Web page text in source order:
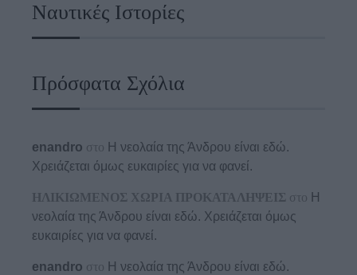
Ναυτικές Ιστορίες
Πρόσφατα Σχόλια
enandro στο Η νεολαία της Άνδρου είναι εδώ.
Χρειάζεται όμως ευκαιρίες για να φανεί.
ΗΛΙΚΙΩΜΕΝΟΣ ΧΩΡΙΑ ΠΡΟΚΑΤΑΛΗΨΕΙΣ στο Η
νεολαία της Άνδρου είναι εδώ. Χρειάζεται όμως
ευκαιρίες για να φανεί.
enandro στο Η νεολαία της Άνδρου είναι εδώ.